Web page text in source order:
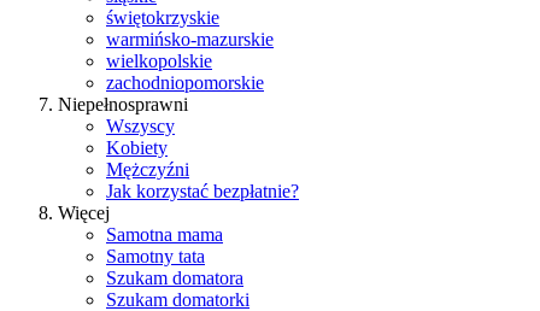
świętokrzyskie
warmińsko-mazurskie
wielkopolskie
zachodniopomorskie
Niepełnosprawni
Wszyscy
Kobiety
Mężczyźni
Jak korzystać bezpłatnie?
Więcej
Samotna mama
Samotny tata
Szukam domatora
Szukam domatorki